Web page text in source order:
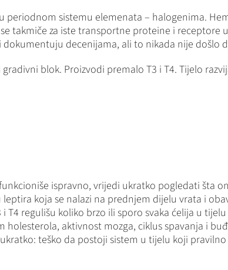
sistemu elemenata – halogenima.
takmiče za iste transportne proteine ​​i receptore
decenijama, ali to nikada nije došlo
blok. Proizvodi premalo T3 i T4. Tijelo
ispravno, vrijedi ukratko pogledati šta
koja se nalazi na prednjem dijelu vrata i
regulišu koliko brzo ili sporo svaka ćelija u
aktivnost mozga, ciklus spavanja i
teško da postoji sistem u tijelu koji